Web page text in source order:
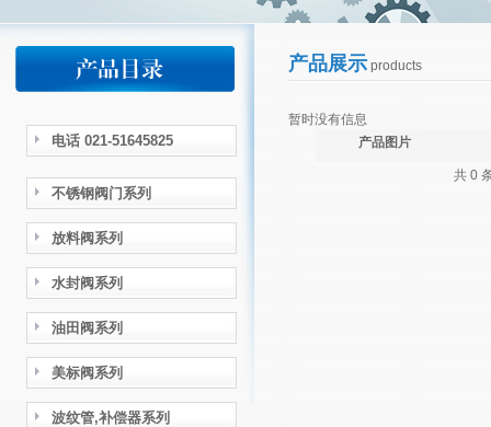
电话 021-51645825
不锈钢阀门系列
放料阀系列
水封阀系列
油田阀系列
美标阀系列
波纹管,补偿器系列
产品展示products
暂时没有信息
产品图片
共 0